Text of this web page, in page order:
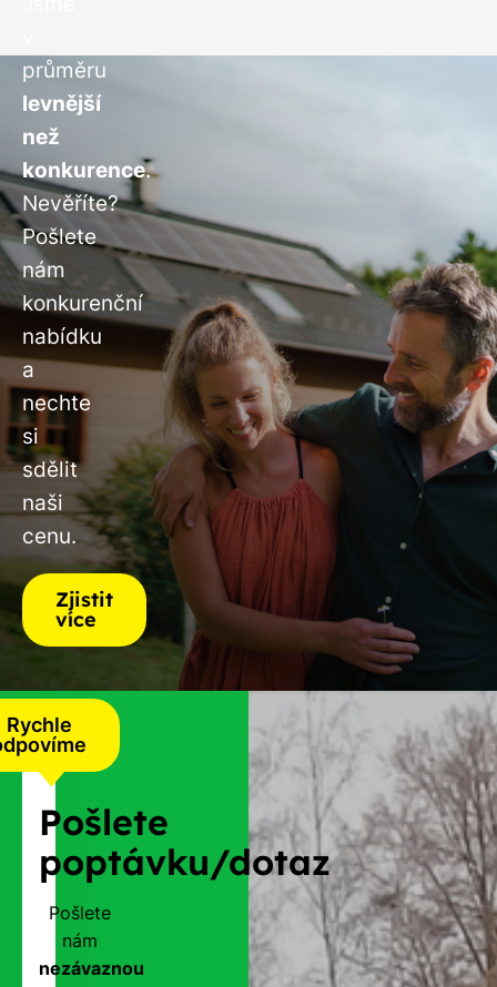
průměru
levnější
než
konkurence.
Nevěříte?
Pošlete
nám
konkurenční
nabídku
a
nechte
si
sdělit
naši
cenu.
Zjistit
více
Rychle
Pošlete
poptávku/dotaz
Pošlete
nám
nezávaznou